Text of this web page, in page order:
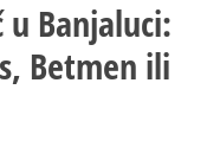
Banjaluci:
Betmen ili